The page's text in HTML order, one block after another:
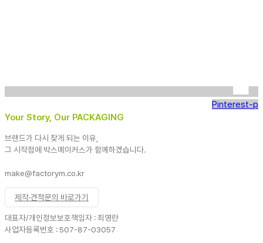
Pinterest-p
Your Story, Our PACKAGING
브랜드가 다시 찾게 되는 이유,
그 시작점에 박스메이커스가 함께하겠습니다.
make@factorym.co.kr
제작·견적문의 바로가기
대표자/개인정보보호책임자 : 최영란
사업자등록번호 : 507-87-03057